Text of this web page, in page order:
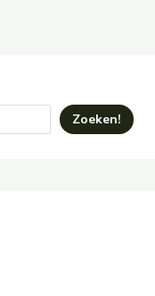
Zoeken!